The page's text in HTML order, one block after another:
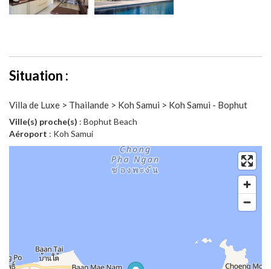
Situation :
Villa de Luxe > Thailande > Koh Samui > Koh Samui - Bophut
Ville(s) proche(s) : Bophut Beach
Aéroport : Koh Samui